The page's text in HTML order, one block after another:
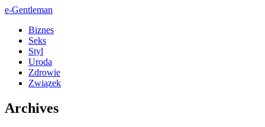
e-Gentleman
Biznes
Seks
Styl
Uroda
Zdrowie
Związek
Archives